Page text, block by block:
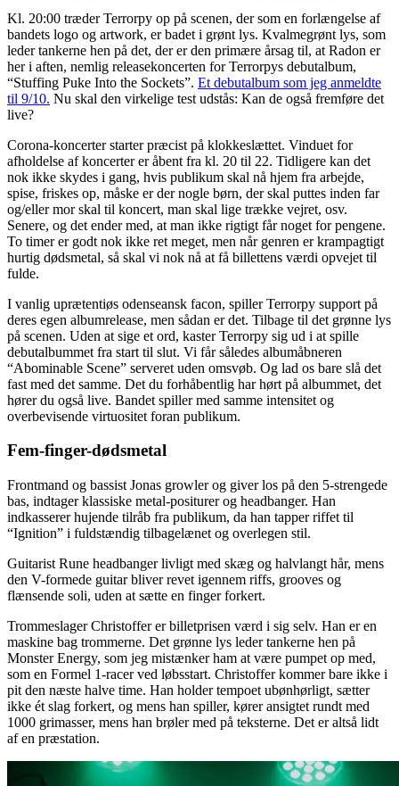
Kl. 20:00 træder Terrorpy op på scenen, der som en forlængelse af
bandets logo og artwork, er badet i grønt lys. Kvalmegrønt lys, som
leder tankerne hen på det, der er den primære årsag til, at Radon er
her i aften, nemlig releasekoncerten for Terrorpys debutalbum,
“Stuffing Puke Into the Sockets”. Et debutalbum som jeg anmeldte
til 9/10. Nu skal den virkelige test udstås: Kan de også fremføre det
live?
Corona-koncerter starter præcist på klokkeslættet. Vinduet for
afholdelse af koncerter er åbent fra kl. 20 til 22. Tidligere kan det
nok ikke skydes i gang, hvis publikum skal nå hjem fra arbejde,
spise, friskes op, måske er der nogle børn, der skal puttes inden far
og/eller mor skal til koncert, man skal lige trække vejret, osv.
Senere, og det ender med, at man ikke rigtigt får noget for pengene.
To timer er godt nok ikke ret meget, men når genren er krampagtigt
hurtig dødsmetal, så skal vi nok nå at få billettens værdi opvejet til
fulde.
I vanlig uprætentiøs odenseansk facon, spiller Terrorpy support på
deres egen albumrelease, men sådan er det. Tilbage til det grønne lys
på scenen. Uden at sige et ord, kaster Terrorpy sig ud i at spille
debutalbummet fra start til slut. Vi får således albumåbneren
“Abominable Scene” serveret uden omsvøb. Og lad os bare slå det
fast med det samme. Det du forhåbentlig har hørt på albummet, det
hører du også live. Bandet spiller med samme intensitet og
overbevisende virtuositet foran publikum.
Fem-finger-dødsmetal
Frontmand og bassist Jonas growler og giver los på den 5-strengede
bas, indtager klassiske metal-positurer og headbanger. Han
indkasserer hujende tilråb fra publikum, da han tapper riffet til
“Ignition” i fuldstændig tilbagelænet og overlegen stil.
Guitarist Rune headbanger livligt med skæg og halvlangt hår, mens
den V-formede guitar bliver revet igennem riffs, grooves og
flænsende soli, uden at sætte en finger forkert.
Trommeslager Christoffer er billetprisen værd i sig selv. Han er en
maskine bag trommerne. Det grønne lys leder tankerne hen på
Monster Energy, som jeg mistænker ham at være pumpet op med,
som en Formel 1-racer ved løbsstart. Christoffer kommer bare ikke i
pit den næste halve time. Han holder tempoet ubønhørligt, sætter
ikke ét slag forkert, og mens han spiller, kører ansigtet rundt med
1000 grimasser, mens han brøler med på teksterne. Det er altså lidt
af en præstation.